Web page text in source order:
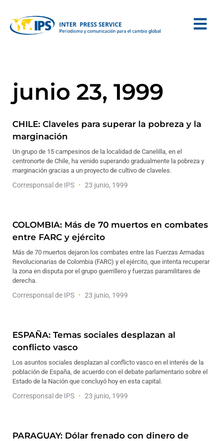
junio 23, 1999
CHILE: Claveles para superar la pobreza y la
marginación
Un grupo de 15 campesinos de la localidad de Canelilla, en el
centronorte de Chile, ha venido superando gradualmente la pobreza y
marginación gracias a un proyecto de cultivo de claveles.
Corresponsal de IPS 23 junio, 1999
COLOMBIA: Más de 70 muertos en combates
entre FARC y ejército
Más de 70 muertos dejaron los combates entre las Fuerzas Armadas
Revolucionarias de Colombia (FARC) y el ejército, que intenta recuperar
la zona en disputa por el grupo guerrillero y fuerzas paramilitares de
derecha.
Corresponsal de IPS 23 junio, 1999
ESPAÑA: Temas sociales desplazan al
conflicto vasco
Los asuntos sociales desplazan al conflicto vasco en el interés de la
población de España, de acuerdo con el debate parlamentario sobre el
Estado de la Nación que concluyó hoy en esta capital.
Corresponsal de IPS 23 junio, 1999
PARAGUAY: Dólar frenado con dinero de